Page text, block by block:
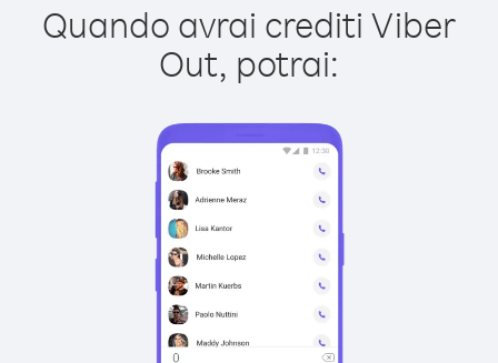
Quando avrai crediti Viber
Out, potrai: